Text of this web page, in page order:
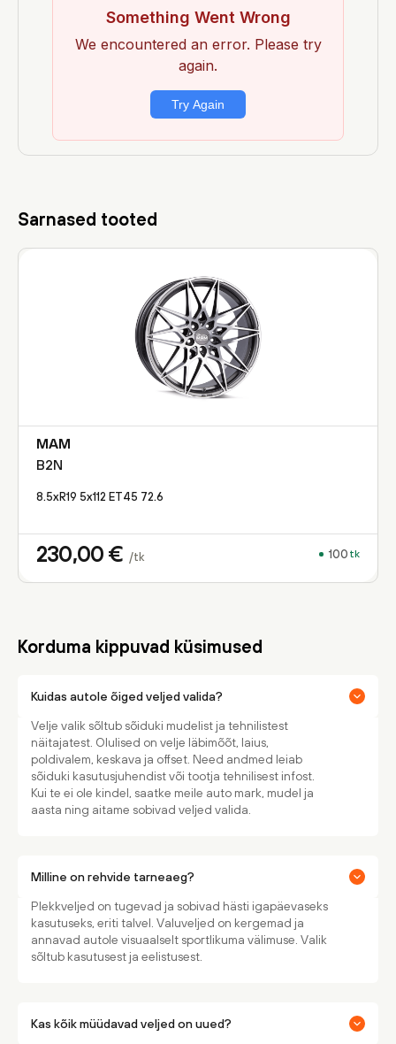
Sarnased tooted
MAM
B2N
8.5xR19 5x112 ET45 72.6
230,00 € /tk 100 tk
Korduma kippuvad küsimused
Kuidas autole õiged veljed valida?
Velje valik sõltub sõiduki mudelist ja tehnilistest
näitajatest. Olulised on velje läbimõõt, laius,
poldivalem, keskava ja offset. Need andmed leiab
sõiduki kasutusjuhendist või tootja tehnilisest infost.
Kui te ei ole kindel, saatke meile auto mark, mudel ja
aasta ning aitame sobivad veljed valida.
Milline on rehvide tarneaeg?
Plekkveljed on tugevad ja sobivad hästi igapäevaseks
kasutuseks, eriti talvel. Valuveljed on kergemad ja
annavad autole visuaalselt sportlikuma välimuse. Valik
sõltub kasutusest ja eelistusest.
Kas kõik müüdavad veljed on uued?